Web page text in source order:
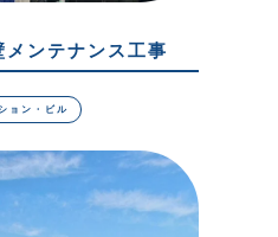
ンテナンス工事
ョン・ビル